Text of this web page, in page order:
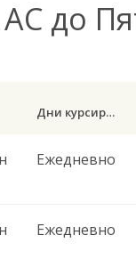
до
Дни курсирования
Ежедневно
Ежедневно